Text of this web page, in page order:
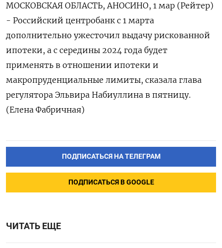
МОСКОВСКАЯ ОБЛАСТЬ, АНОСИНО, 1 мар (Рейтер)
- Российский центробанк с 1 марта
дополнительно ужесточил выдачу рискованной
ипотеки, а с середины 2024 года будет
применять в отношении ипотеки и
макропруденциальные лимиты, сказала глава
регулятора Эльвира Набиуллина в пятницу.
(Елена Фабричная)
ПОДПИСАТЬСЯ НА ТЕЛЕГРАМ
ПОДПИСАТЬСЯ В GOOGLE
ЧИТАТЬ ЕЩЕ